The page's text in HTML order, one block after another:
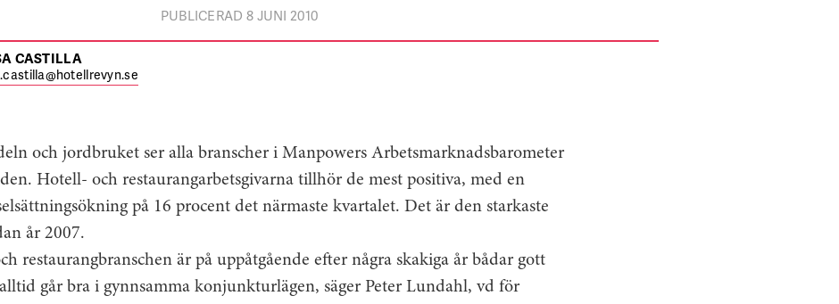
PUBLICERAD 8 JUNI 2010
CASTILLA
och jordbruket ser alla branscher i Manpowers Arbetsmarknadsbarometer
Hotell- och restaurangarbetsgivarna tillhör de mest positiva, med en
på 16 procent det närmaste kvartalet. Det är den starkaste
år 2007.
restaurangbranschen är på uppåtgående efter några skakiga år bådar gott
går bra i gynnsamma konjunkturlägen, säger Peter Lundahl, vd för